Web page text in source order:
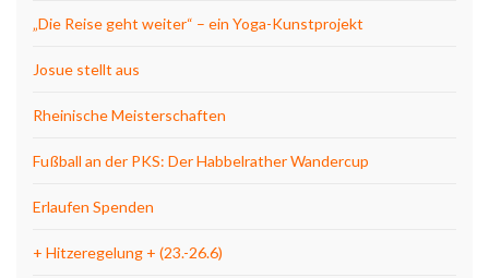
„Die Reise geht weiter“ – ein Yoga-Kunstprojekt
Josue stellt aus
Rheinische Meisterschaften
Fußball an der PKS: Der Habbelrather Wandercup
Erlaufen Spenden
+ Hitzeregelung + (23.-26.6)